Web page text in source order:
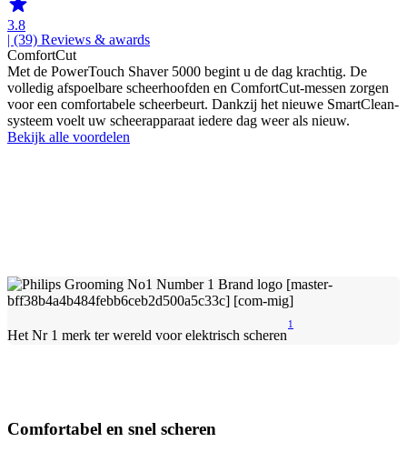
3.8
| (39) Reviews & awards
ComfortCut
Met de PowerTouch Shaver 5000 begint u de dag krachtig. De
volledig afspoelbare scheerhoofden en ComfortCut-messen zorgen
voor een comfortabele scheerbeurt. Dankzij het nieuwe SmartClean-
systeem voelt uw scheerapparaat iedere dag weer als nieuw.
Bekijk alle voordelen
Het Nr 1 merk ter wereld voor elektrisch scheren
1
Comfortabel en snel scheren